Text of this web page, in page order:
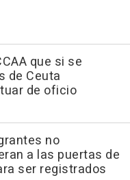
que si se
de Ceuta
de oficio
no
a las puertas de
ser registrados